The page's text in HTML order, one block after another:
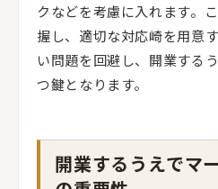
クなどを考慮に入れます。
握し、適切な対応崎を用意
い問題を回避し、開業する
つ鍵となります。
開業するうえでマ